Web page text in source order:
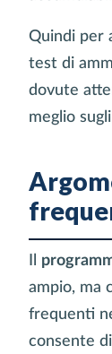
Quindi per
test di
dovute
meglio
ampio, ma
frequenti
consente